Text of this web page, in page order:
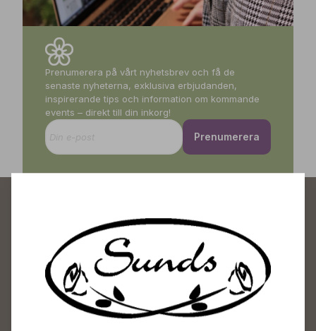
Prenumerera på vårt nyhetsbrev och få de
senaste nyheterna, exklusiva erbjudanden,
inspirerande tips och information om kommande
events – direkt till din inkorg!
Prenumerera
Sunds Trädgårdscenter